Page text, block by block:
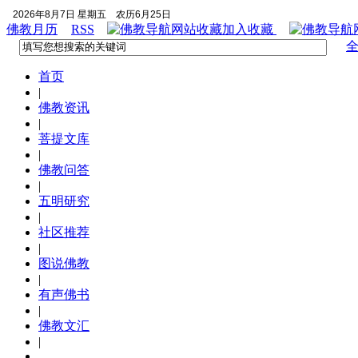
2026年8月7日 星期五 农历6月25日
佛教月历 RSS 加入收藏
首页
|
佛教资讯
|
菩提文库
|
佛教问答
|
五明研究
|
社区推荐
|
图说佛教
|
有声佛书
|
佛教文汇
|